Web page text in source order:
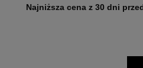
Najniższa cena z 30 dni